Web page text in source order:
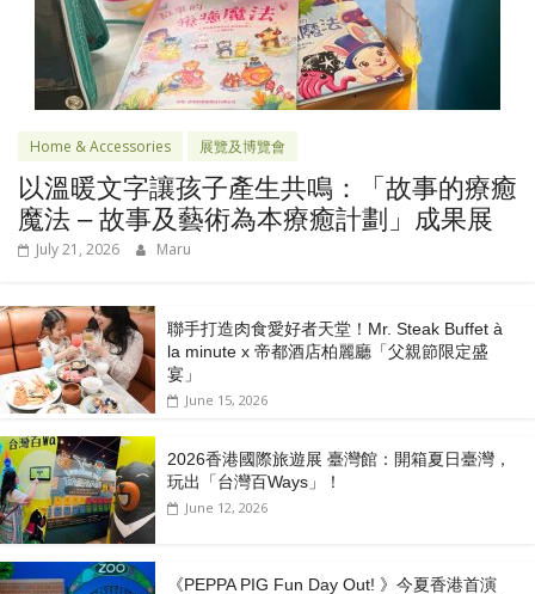
Home & Accessories 展覽及博覽會
以溫暖文字讓孩子產生共鳴：「故事的療癒
魔法 – 故事及藝術為本療癒計劃」成果展
July 21, 2026 Maru
聯手打造肉食愛好者天堂！Mr. Steak Buffet à
la minute x 帝都酒店柏麗廳「⽗親節限定盛
宴」
June 15, 2026
2026香港國際旅遊展 臺灣館：開箱夏日臺灣，
玩出「台灣百Ways」！
June 12, 2026
《PEPPA PIG Fun Day Out! 》今夏香港首演